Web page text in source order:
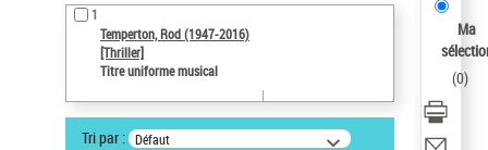
Temperton, Rod (1947-2016)
Type de notice d'autorité
1
Temperton, Rod (1947-2016)
[Thriller]
Titre uniforme musical
Tri par : Défaut
Ma
(0)